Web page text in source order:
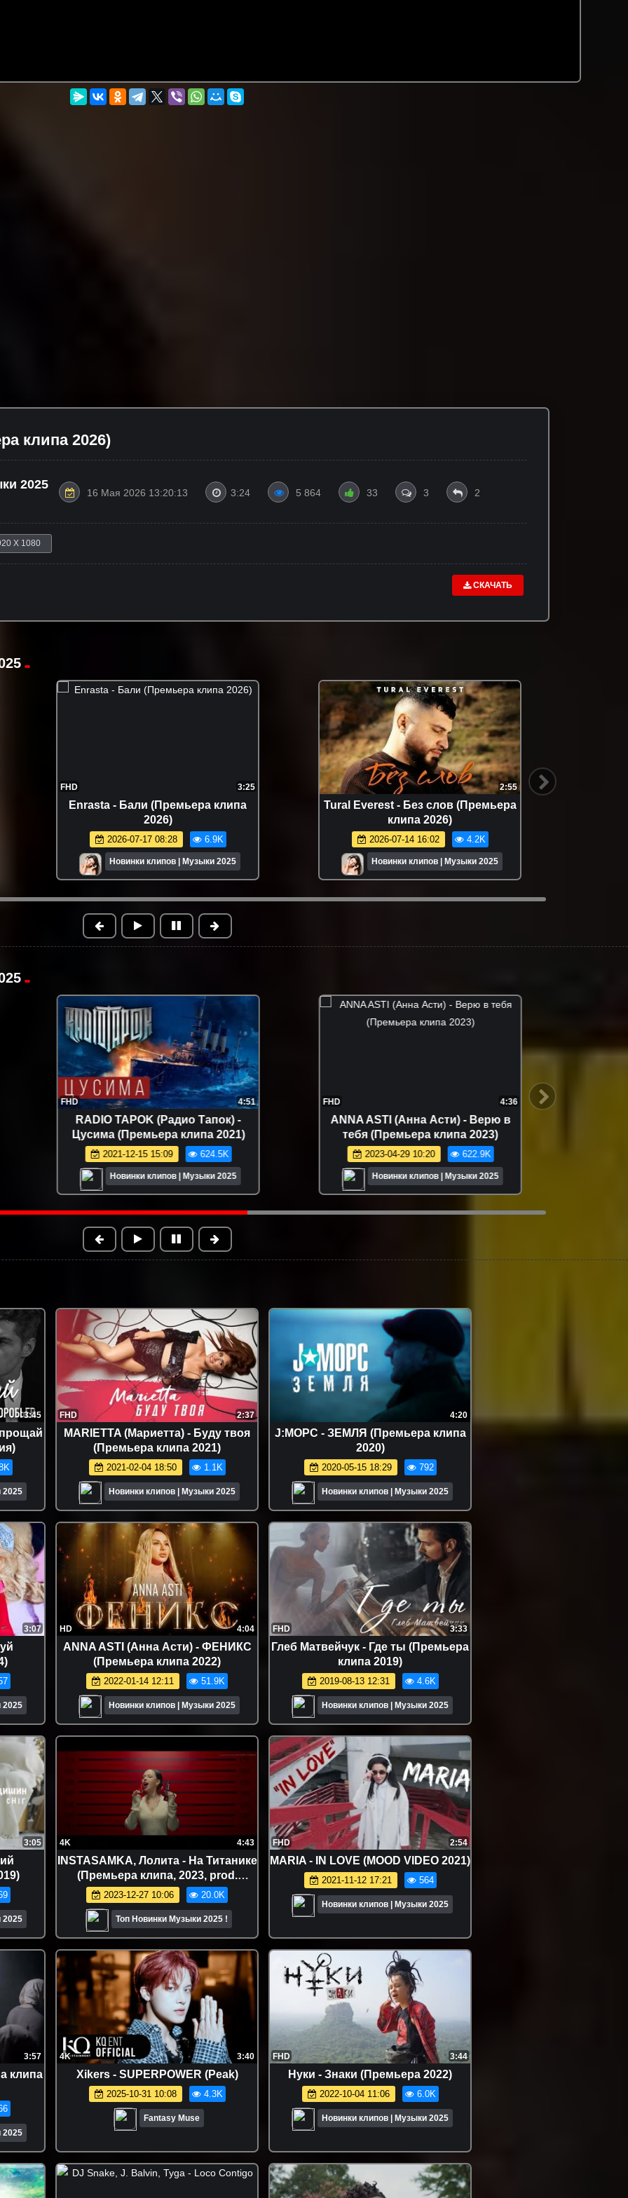
клипа 2026)
2025
16 Мая 2026 13:20:13 3:24 5 864 33 3 2
X 1080
СКАЧАТЬ
FHD 3:25
Enrasta - Бали (Премьера клипа
2026)
2026-07-17 08:28 6.9K
Новинки клипов | Музыки 2025
2:55
Tural Everest - Без слов (Премьера
клипа 2026)
2026-07-14 16:02 4.2K
Новинки клипов | Музыки 2025
FHD 4:51
RADIO TAPOK (Радио Тапок) -
Цусима (Премьера клипа 2021)
2021-12-15 15:09 624.5K
Новинки клипов | Музыки 2025
FHD 4:36
ANNA ASTI (Анна Асти) - Верю в
тебя (Премьера клипа 2023)
2023-04-29 10:20 622.9K
Новинки клипов | Музыки 2025
3:45
2025
FHD 2:37
MARIETTA (Мариетта) - Буду твоя
(Премьера клипа 2021)
2021-02-04 18:50 1.1K
Новинки клипов | Музыки 2025
4:20
J:МОРС - ЗЕМЛЯ (Премьера клипа
2020)
2020-05-15 18:29 792
Новинки клипов | Музыки 2025
3:07
2025
HD 4:04
ANNA ASTI (Анна Асти) - ФЕНИКС
(Премьера клипа 2022)
2022-01-14 12:11 51.9K
Новинки клипов | Музыки 2025
FHD 3:33
Глеб Матвейчук - Где ты (Премьера
клипа 2019)
2019-08-13 12:31 4.6K
Новинки клипов | Музыки 2025
3:05
2025
4K 4:43
INSTASAMKA, Лолита - На Титанике
(Премьера клипа, 2023, prod.
realmoneyken)
2023-12-27 10:06 20.0K
Топ Новинки Музыки 2025 !
FHD 2:54
MARIA - IN LOVE (MOOD VIDEO 2021)
2021-11-12 17:21 564
Новинки клипов | Музыки 2025
3:57
клипа
2025
4K 3:40
Xikers - SUPERPOWER (Peak)
2025-10-31 10:08 4.3K
Fantasy Muse
FHD 3:44
Нуки - Знаки (Премьера 2022)
2022-10-04 11:06 6.0K
Новинки клипов | Музыки 2025